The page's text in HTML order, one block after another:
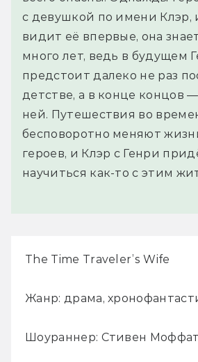
с девушкой по имени Клэр,
видит её впервые, она
много лет, ведь в будущем
предстоит далеко не раз
детстве, а в конце концов
ней. Путешествия во
бесповоротно меняют
героев, и Клэр с Генри
научиться как-то с этим
The Time Traveler’s Wife
Жанр: драма,
Шоураннер: Стивен Моффат